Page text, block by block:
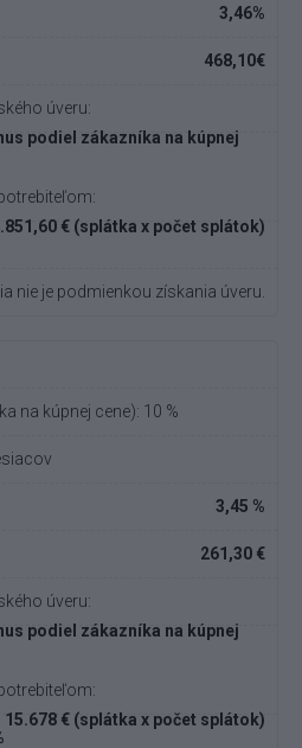
3,46%
468,10€
úveru:
podiel zákazníka na kúpnej
€ (splátka x počet splátok)
nie je podmienkou získania úveru.
na kúpnej cene): 10 %
3,45 %
261,30 €
úveru:
podiel zákazníka na kúpnej
15.678 € (splátka x počet splátok)